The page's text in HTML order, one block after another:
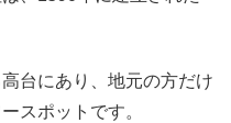
台にあり、地元の方だけ
スポットです。